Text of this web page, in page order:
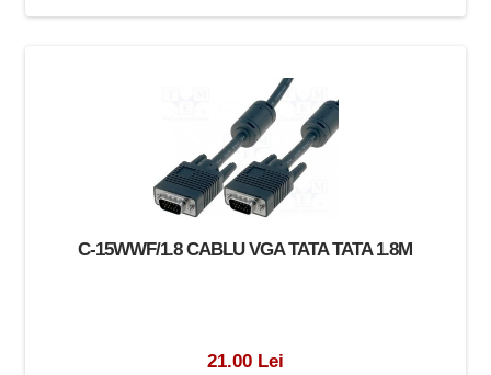
C-15WWF/1.8 CABLU VGA TATA TATA 1.8M
21.00 Lei